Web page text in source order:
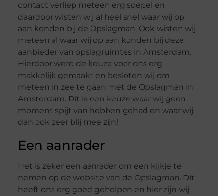
contact verliep meteen erg soepel en
daardoor wisten wij al heel snel waar wij op
aan konden bij de Opslagman. Ook wisten wij
meteen al waar wij op aan konden bij deze
aanbieder van opslagruimtes in Amsterdam.
Hierdoor werd de keuze voor ons erg
makkelijk gemaakt en besloten wij om
meteen in zee te gaan met de Opslagman in
Amsterdam. Dit is een keuze waar wij geen
moment spijt van hebben gehad en waar wij
dan ook zeer blij mee zijn!
Een aanrader
Het is zeker een aanrader om een kijkje te
nemen op de website van de Opslagman. Dit
heeft ons erg goed geholpen en hier zijn wij